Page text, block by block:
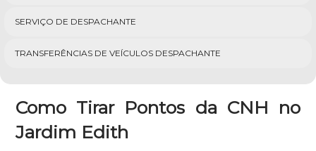
SERVIÇO DE DESPACHANTE
TRANSFERÊNCIAS DE VEÍCULOS DESPACHANTE
Como Tirar Pontos da CNH no
Jardim Edith